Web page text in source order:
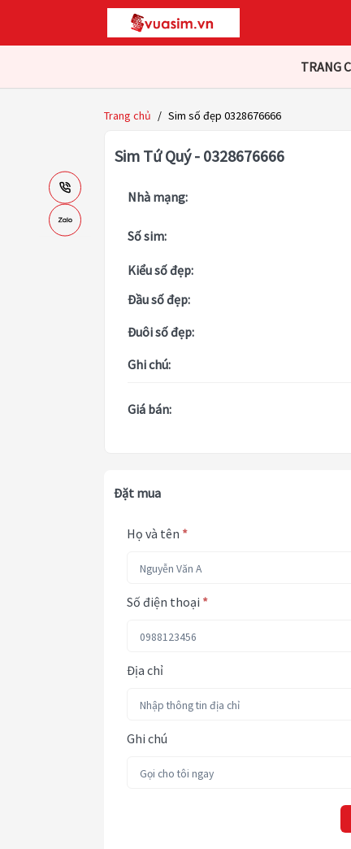
TRANG
Trang chủ / Sim số đẹp 0328676666
Sim Tứ Quý - 0328676666
Nhà mạng:
Số sim:
Kiểu số đẹp:
Đầu số đẹp:
Đuôi số đẹp:
Ghi chú:
Giá bán:
Đặt mua
Họ và tên *
Số điện thoại *
Địa chỉ
Ghi chú